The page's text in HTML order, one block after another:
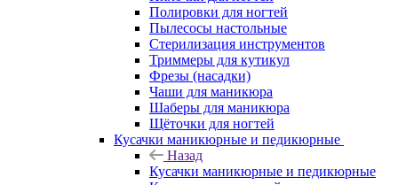
Полировки для ногтей
Пылесосы настольные
Стерилизация инструментов
Триммеры для кутикул
Фрезы (насадки)
Чаши для маникюра
Шаберы для маникюра
Щёточки для ногтей
Кусачки маникюрные и педикюрные
Назад
Кусачки маникюрные и педикюрные